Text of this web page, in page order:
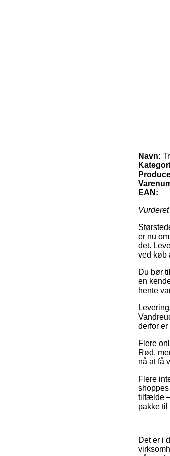
Navn:
EAN:
er nu
det.
ved køb
Du bør
en
hente
derfor
Flere
Rød,
nå at få
Flere
tilfælde
pakke til
Det er i